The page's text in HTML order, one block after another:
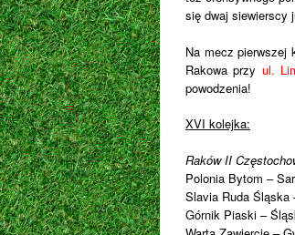
się dwaj siewierscy
Na mecz pierwszej
Rakowa przy ul.
powodzenia!
XVI kolejka:
Raków II
Polonia Bytom –
Slavia Ruda Śląska
Górnik Piaski –